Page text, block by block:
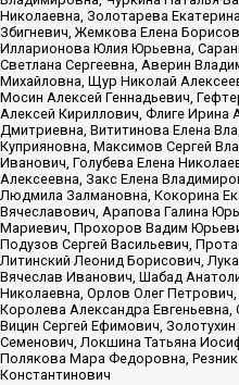
Николаевна, Золотарева
Збигневич, Жемкова Елена
Илларионова Юлия Юрьевна,
Светлана Сергеевна, Аверин
Михайловна, Щур Николай
Мосин Алексей Геннадьевич,
Алексей Кириллович, Флиге Ирина
Дмитриевна, Вититинова Елена
Куприяновна, Максимов Сергей
Иванович, Голубева Елена
Алексеевна, Закс Елена
Людмила Залмановна, Кокорина
Вячеславович, Арапова Галина
Мариевич, Прохоров Вадим
Подузов Сергей Васильевич,
Литинский Леонид Борисович,
Вячеслав Иванович, Шабад
Николаевна, Орлов Олег
Королева Александра
Вицин Сергей Ефимович,
Семенович, Локшина Татьяна
Полякова Мара Федоровна,
Константинович